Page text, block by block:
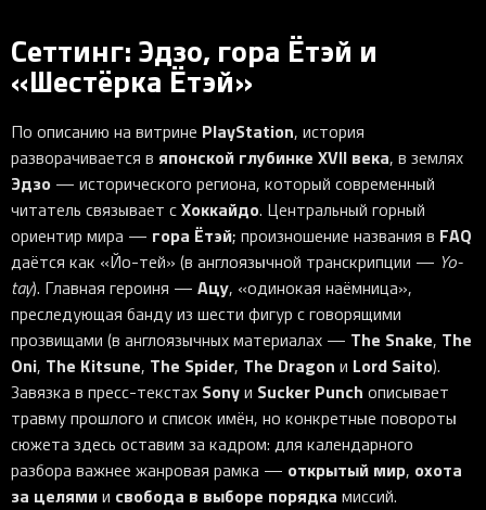
Сеттинг: Эдзо, гора Ётэй и
«Шестёрка Ётэй»
По описанию на витрине PlayStation, история
разворачивается в японской глубинке XVII века, в землях
Эдзо — исторического региона, который современный
читатель связывает сХоккайдо. Центральный горный
ориентир мира — гора Ётэй; произношение названия в FAQ
даётся как «Йо-тей» (в англоязычной транскрипции — Yo-
tay). Главная героиня — Ацу, «одинокая наёмница»,
преследующая банду из шести фигур с говорящими
прозвищами (в англоязычных материалах — The Snake, The
Oni, The Kitsune, The Spider, The Dragon и Lord Saito).
Завязка в пресс-текстах Sonyи Sucker Punch описывает
травму прошлого и список имён, но конкретные повороты
сюжета здесь оставим за кадром: для календарного
разбора важнее жанровая рамка — открытый мир, охота
за целямии свобода в выборе порядка миссий.